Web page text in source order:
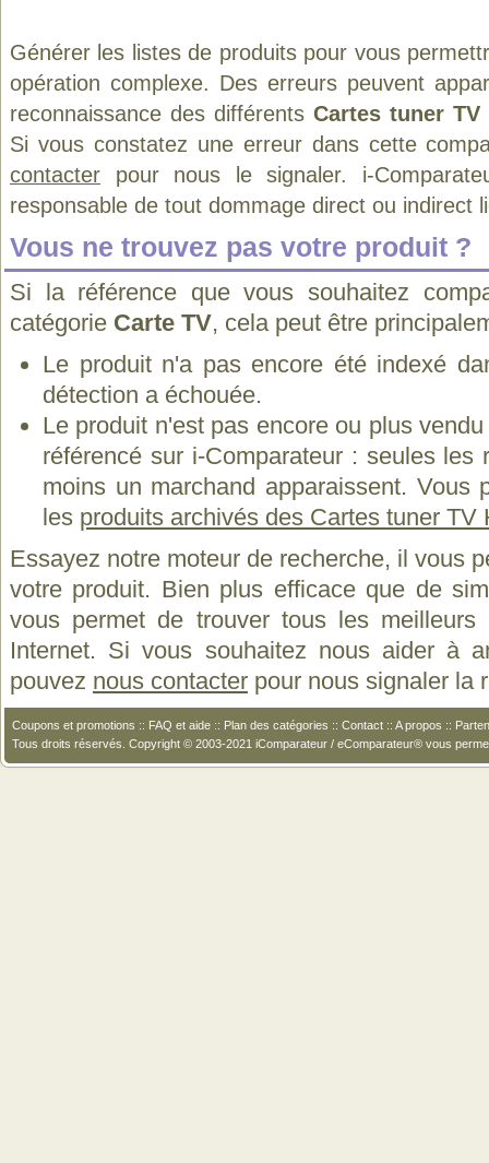
Générer les listes de produits pour vous
opération complexe. Des erreurs peuvent
reconnaissance des différents Cartes tuner TV
Si vous constatez une erreur dans cette
contacter pour nous le signaler. i-
responsable de tout dommage direct ou indirect
Vous ne trouvez pas votre produit ?
Si la référence que vous souhaitez
catégorie Carte TV, cela peut être
Le produit n'a pas encore été indexé
détection a échouée.
Le produit n'est pas encore ou plus
référencé sur i-Comparateur : seules les
moins un marchand apparaissent. Vous
les produits archivés des Cartes tuner TV
Essayez notre moteur de recherche, il vous
votre produit. Bien plus efficace que de
vous permet de trouver tous les
Internet. Si vous souhaitez nous aider à
pouvez nous contacter pour nous signaler la
Coupons et promotions :: FAQ et aide :: Plan des catégories :: Contact :: A propos ::
Tous droits réservés. Copyright © 2003-2021 iComparateur / eComparateur® vous